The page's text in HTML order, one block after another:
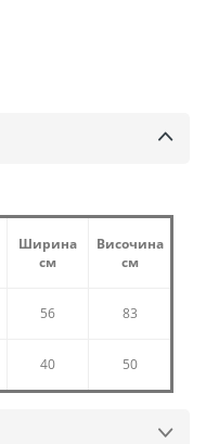
Ширина
см
Височина
см
56 83
40 50